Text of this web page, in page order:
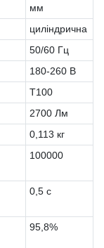
мм
циліндрична
50/60 Гц
180-260 В
Т100
2700 Лм
0,113 кг
100000
0,5 с
95,8%